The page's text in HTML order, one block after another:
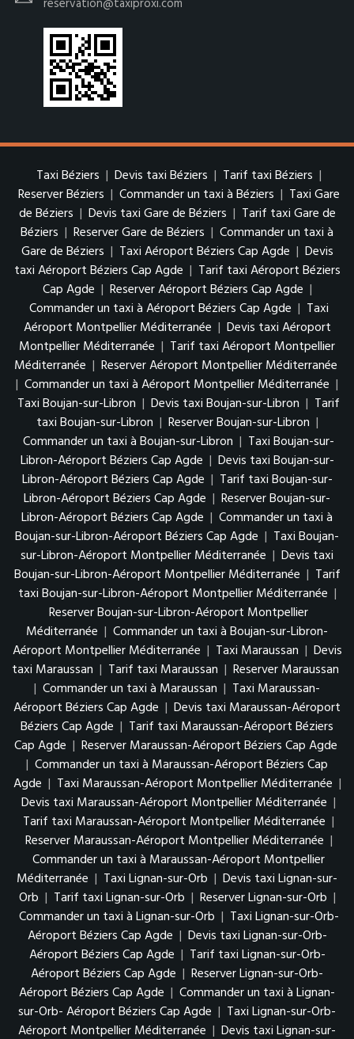
Taxi Béziers | Devis taxi Béziers | Tarif taxi Béziers |
Reserver Béziers | Commander un taxi à Béziers | Taxi Gare
de Béziers | Devis taxi Gare de Béziers | Tarif taxi Gare de
Béziers | Reserver Gare de Béziers | Commander un taxi à
Gare de Béziers | Taxi Aéroport Béziers Cap Agde | Devis
taxi Aéroport Béziers Cap Agde | Tarif taxi Aéroport Béziers
Cap Agde | Reserver Aéroport Béziers Cap Agde |
Commander un taxi à Aéroport Béziers Cap Agde | Taxi
Aéroport Montpellier Méditerranée | Devis taxi Aéroport
Montpellier Méditerranée | Tarif taxi Aéroport Montpellier
Méditerranée | Reserver Aéroport Montpellier Méditerranée
| Commander un taxi à Aéroport Montpellier Méditerranée |
Taxi Boujan-sur-Libron | Devis taxi Boujan-sur-Libron | Tarif
taxi Boujan-sur-Libron | Reserver Boujan-sur-Libron |
Commander un taxi à Boujan-sur-Libron | Taxi Boujan-sur-
Libron-Aéroport Béziers Cap Agde | Devis taxi Boujan-sur-
Libron-Aéroport Béziers Cap Agde | Tarif taxi Boujan-sur-
Libron-Aéroport Béziers Cap Agde | Reserver Boujan-sur-
Libron-Aéroport Béziers Cap Agde | Commander un taxi à
Boujan-sur-Libron-Aéroport Béziers Cap Agde | Taxi Boujan-
sur-Libron-Aéroport Montpellier Méditerranée | Devis taxi
Boujan-sur-Libron-Aéroport Montpellier Méditerranée | Tarif
taxi Boujan-sur-Libron-Aéroport Montpellier Méditerranée |
Reserver Boujan-sur-Libron-Aéroport Montpellier
Méditerranée | Commander un taxi à Boujan-sur-Libron-
Aéroport Montpellier Méditerranée | Taxi Maraussan | Devis
taxi Maraussan | Tarif taxi Maraussan | Reserver Maraussan
| Commander un taxi à Maraussan | Taxi Maraussan-
Aéroport Béziers Cap Agde | Devis taxi Maraussan-Aéroport
Béziers Cap Agde | Tarif taxi Maraussan-Aéroport Béziers
Cap Agde | Reserver Maraussan-Aéroport Béziers Cap Agde
| Commander un taxi à Maraussan-Aéroport Béziers Cap
Agde | Taxi Maraussan-Aéroport Montpellier Méditerranée |
Devis taxi Maraussan-Aéroport Montpellier Méditerranée |
Tarif taxi Maraussan-Aéroport Montpellier Méditerranée |
Reserver Maraussan-Aéroport Montpellier Méditerranée |
Commander un taxi à Maraussan-Aéroport Montpellier
Méditerranée | Taxi Lignan-sur-Orb | Devis taxi Lignan-sur-
Orb | Tarif taxi Lignan-sur-Orb | Reserver Lignan-sur-Orb |
Commander un taxi à Lignan-sur-Orb | Taxi Lignan-sur-Orb-
Aéroport Béziers Cap Agde | Devis taxi Lignan-sur-Orb-
Aéroport Béziers Cap Agde | Tarif taxi Lignan-sur-Orb-
Aéroport Béziers Cap Agde | Reserver Lignan-sur-Orb-
Aéroport Béziers Cap Agde | Commander un taxi à Lignan-
sur-Orb- Aéroport Béziers Cap Agde | Taxi Lignan-sur-Orb-
Aéroport Montpellier Méditerranée | Devis taxi Lignan-sur-